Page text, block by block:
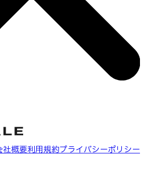
社概要利用規約プライバシーポリシー